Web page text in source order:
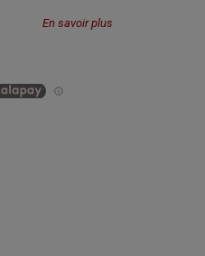
En savoir plus